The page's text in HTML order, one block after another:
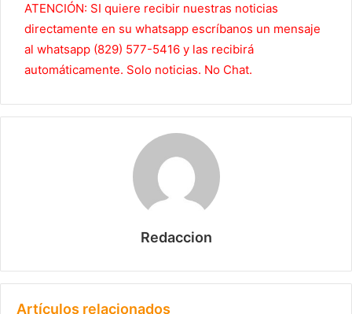
ATENCIÓN: SI quiere recibir nuestras noticias
directamente en su whatsapp escríbanos un mensaje
al whatsapp (829) 577-5416 y las recibirá
automáticamente. Solo noticias. No Chat.
Redaccion
Artículos relacionados